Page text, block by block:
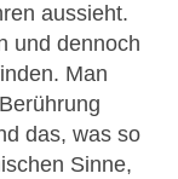
aussieht.
und dennoch
Man
das, was so
Sinne,